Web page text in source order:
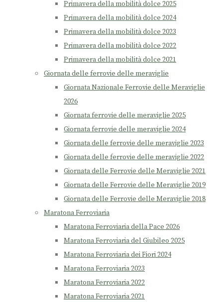
Primavera della mobilità dolce 2025
Primavera della mobilità dolce 2024
Primavera della mobilità dolce 2023
Primavera della mobilità dolce 2022
Primavera della mobilità dolce 2021
Giornata delle ferrovie delle meraviglie
Giornata Nazionale Ferrovie delle Meraviglie
2026
Giornata ferrovie delle meraviglie 2025
Giornata ferrovie delle meraviglie 2024
Giornata delle ferrovie delle meraviglie 2023
Giornata delle ferrovie delle meraviglie 2022
Giornata delle Ferrovie delle Meraviglie 2021
Giornata delle Ferrovie delle Meraviglie 2019
Giornata delle Ferrovie delle Meraviglie 2018
Maratona Ferroviaria
Maratona Ferroviaria della Pace 2026
Maratona Ferroviaria del Giubileo 2025
Maratona Ferroviaria dei Fiori 2024
Maratona Ferroviaria 2023
Maratona Ferroviaria 2022
Maratona Ferroviaria 2021